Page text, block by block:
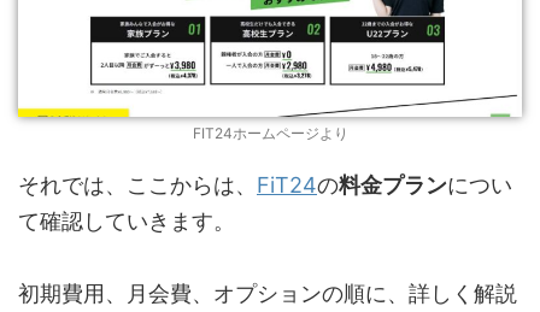
FIT24ホームページより
それでは、ここからは、 FiT24の料金プランについ
て確認していきます。
初期費用、月会費、オプションの順に、詳しく解説